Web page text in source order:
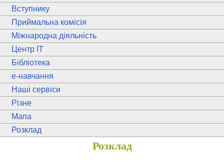
Вступнику
Приймальна комісія
Міжнародна діяльність
Центр ІТ
Бібліотека
e-навчання
Наші сервіси
Різне
Мапа
Розклад
Розклад